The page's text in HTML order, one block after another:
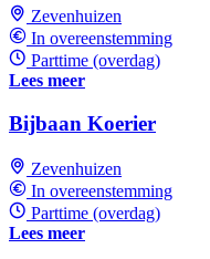
Zevenhuizen
In overeenstemming
Parttime (overdag)
Lees meer
Bijbaan Koerier
Zevenhuizen
In overeenstemming
Parttime (overdag)
Lees meer